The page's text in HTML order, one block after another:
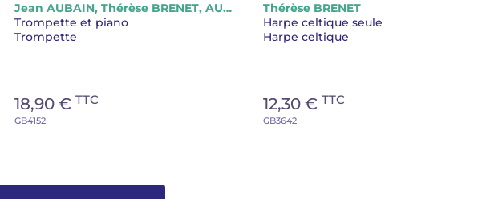
Jean AUBAIN, Thérèse BRENET, AUTEURS DIVERS, Griffith ROSE, Michel VERGNAULT
Trompette et piano
Trompette
18,90 € TTC
GB4152
Thérèse BRENET
Harpe celtique seule
Harpe celtique
12,30 € TTC
GB3642